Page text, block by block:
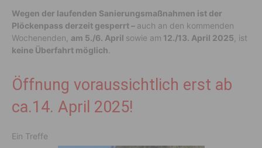
Wegen der laufenden Sanierungsmaßnahmen ist der
Plöckenpass derzeit gesperrt – auch an den kommenden
Wochenenden, am 5./6. April sowie am 12./13. April 2025 , ist
keine Überfahrt möglich
Öffnung voraussichtlich erst ab
ca.14. April 2025!
Ein Treffe